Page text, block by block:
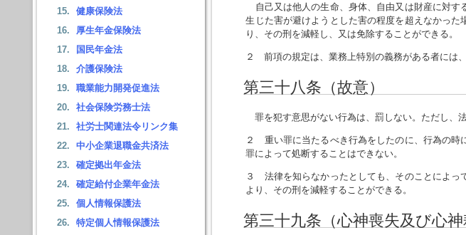
健康保険法
厚生年金保険法
国民年金法
介護保険法
職業能力開発促進法
社会保険労務士法
社労士関連法令リンク集
中小企業退職金共済法
確定拠出年金法
確定給付企業年金法
個人情報保護法
特定個人情報保護法
自己又は他人の生命、身体、自由又は財産に対す
生じた害が避けようとした害の程度を超えなかっ
り、その刑を減軽し、又は免除することができる。
２ 前項の規定は、業務上特別の義務がある者には、
第三十八条（故意）
罪を犯す意思がない行為は、罰しない。ただし、
２ 重い罪に当たるべき行為をしたのに、行為の時
罪によって処断することはできない。
３ 法律を知らなかったとしても、そのことによっ
より、その刑を減軽することができる。
第三十九条（心神喪失及び心神